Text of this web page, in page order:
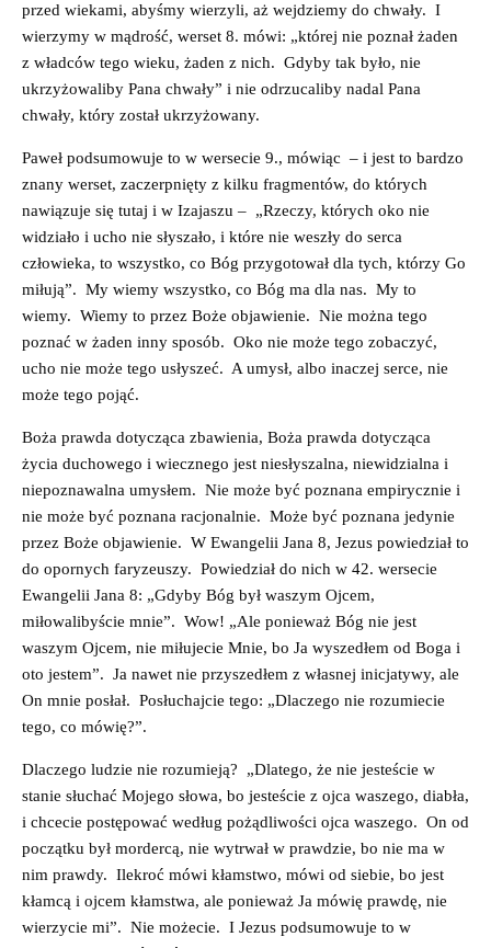
przed wiekami, abyśmy wierzyli, aż wejdziemy do chwały. I
wierzymy w mądrość, werset 8. mówi: „której nie poznał żaden
z władców tego wieku, żaden z nich. Gdyby tak było, nie
ukrzyżowaliby Pana chwały” i nie odrzucaliby nadal Pana
chwały, który został ukrzyżowany.
Paweł podsumowuje to w wersecie 9., mówiąc – i jest to bardzo
znany werset, zaczerpnięty z kilku fragmentów, do których
nawiązuje się tutaj i w Izajaszu – „Rzeczy, których oko nie
widziało i ucho nie słyszało, i które nie weszły do serca
człowieka, to wszystko, co Bóg przygotował dla tych, którzy Go
miłują”. My wiemy wszystko, co Bóg ma dla nas. My to
wiemy. Wiemy to przez Boże objawienie. Nie można tego
poznać w żaden inny sposób. Oko nie może tego zobaczyć,
ucho nie może tego usłyszeć. A umysł, albo inaczej serce, nie
może tego pojąć.
Boża prawda dotycząca zbawienia, Boża prawda dotycząca
życia duchowego i wiecznego jest niesłyszalna, niewidzialna i
niepoznawalna umysłem. Nie może być poznana empirycznie i
nie może być poznana racjonalnie. Może być poznana jedynie
przez Boże objawienie. W Ewangelii Jana 8, Jezus powiedział to
do opornych faryzeuszy. Powiedział do nich w 42. wersecie
Ewangelii Jana 8: „Gdyby Bóg był waszym Ojcem,
miłowalibyście mnie”. Wow! „Ale ponieważ Bóg nie jest
waszym Ojcem, nie miłujecie Mnie, bo Ja wyszedłem od Boga i
oto jestem”. Ja nawet nie przyszedłem z własnej inicjatywy, ale
On mnie posłał. Posłuchajcie tego: „Dlaczego nie rozumiecie
tego, co mówię?”.
Dlaczego ludzie nie rozumieją? „Dlatego, że nie jesteście w
stanie słuchać Mojego słowa, bo jesteście z ojca waszego, diabła,
i chcecie postępować według pożądliwości ojca waszego. On od
początku był mordercą, nie wytrwał w prawdzie, bo nie ma w
nim prawdy. Ilekroć mówi kłamstwo, mówi od siebie, bo jest
kłamcą i ojcem kłamstwa, ale ponieważ Ja mówię prawdę, nie
wierzycie mi”. Nie możecie. I Jezus podsumowuje to w